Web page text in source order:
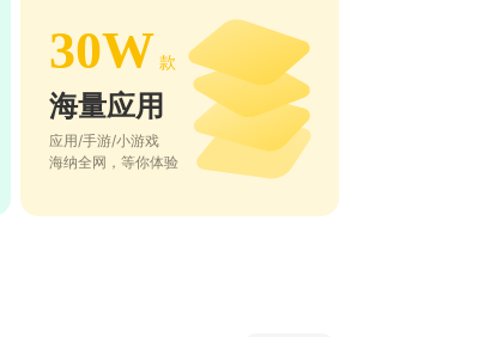
30W 款
海量应用
应用/手游/小游戏
海纳全网，等你体验